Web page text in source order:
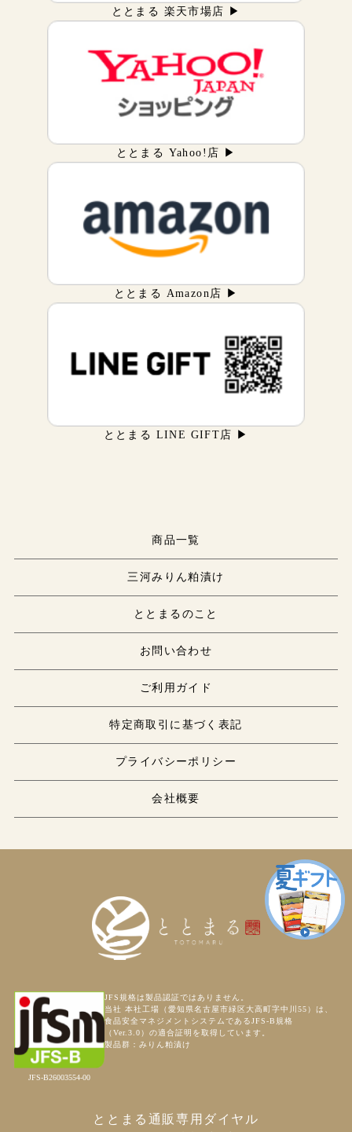
ととまる 楽天市場店 ▶
ととまる Yahoo!店 ▶
ととまる Amazon店 ▶
ととまる LINE GIFT店 ▶
商品一覧
三河みりん粕漬け
ととまるのこと
お問い合わせ
ご利用ガイド
特定商取引に基づく表記
プライバシーポリシー
会社概要
JFS-B26003554-00
JFS規格は製品認証ではありません。
当社 本社工場（愛知県名古屋市緑区大高町字中川55）は、
食品安全マネジメントシステムであるJFS-B規格
（Ver.3.0）の適合証明を取得しています。
製品群：みりん粕漬け
ととまる通販専用ダイヤル